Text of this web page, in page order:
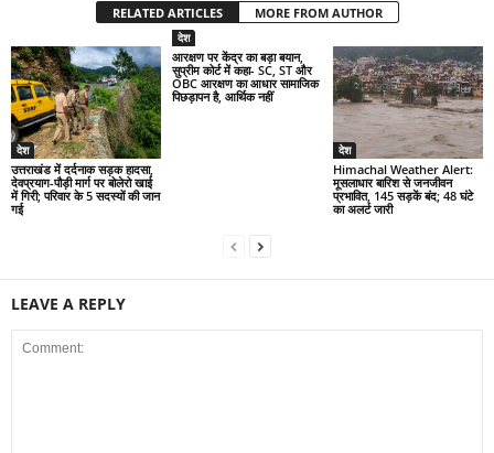
RELATED ARTICLES MORE FROM AUTHOR
देश
उत्तराखंड में दर्दनाक सड़क हादसा,
देवप्रयाग-पौड़ी मार्ग पर बोलेरो खाई
में गिरी; परिवार के 5 सदस्यों की जान
गई
देश
आरक्षण पर केंद्र का बड़ा बयान,
सुप्रीम कोर्ट में कहा- SC, ST और
OBC आरक्षण का आधार सामाजिक
पिछड़ापन है, आर्थिक नहीं
देश
Himachal Weather Alert:
मूसलाधार बारिश से जनजीवन
प्रभावित, 145 सड़कें बंद; 48 घंटे
का अलर्ट जारी
LEAVE A REPLY